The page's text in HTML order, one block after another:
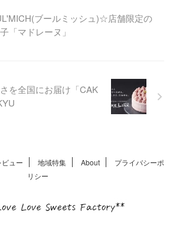
い卵
が堪
を活
れら
ブールミッシュ)☆店舗限定の
「マドレーヌ」
を全国にお届け「CAK
ュー 地域特集 About
プライバシーポ
リシー